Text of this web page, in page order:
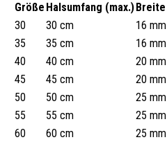
Größe Halsumfang (max.)Breite
30
30 cm
16 mm
35
35 cm
16 mm
40
40 cm
20 mm
45
45 cm
20 mm
50
50 cm
25 mm
55
55 cm
25 mm
60
60 cm
25 mm